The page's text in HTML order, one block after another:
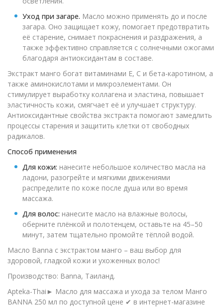
Уход при загаре. Масло можно применять до и после
загара. Оно защищает кожу, помогает предотвратить
её старение, снимает покраснения и раздражения, а
также эффективно справляется с солнечными ожогами
благодаря антиоксидантам в составе.
Экстракт манго богат витаминами Е, С и бета-каротином, а
также аминокислотами и микроэлементами. Он
стимулирует выработку коллагена и эластина, повышает
эластичность кожи, смягчает её и улучшает структуру.
Антиоксидантные свойства экстракта помогают замедлить
процессы старения и защитить клетки от свободных
радикалов.
Способ применения
Для кожи: нанесите небольшое количество масла на
ладони, разогрейте и мягкими движениями
распределите по коже после душа или во время
массажа.
Для волос: нанесите масло на влажные волосы,
оберните плёнкой и полотенцем, оставьте на 45–50
минут, затем тщательно промойте тёплой водой.
Масло Banna с экстрактом манго – ваш выбор для
здоровой, гладкой кожи и ухоженных волос!
Производство: Banna, Таиланд.
Apteka-Thai► Масло для массажа и ухода за телом Манго
BANNA 250 мл по доступной цене ✔ в интернет-магазине